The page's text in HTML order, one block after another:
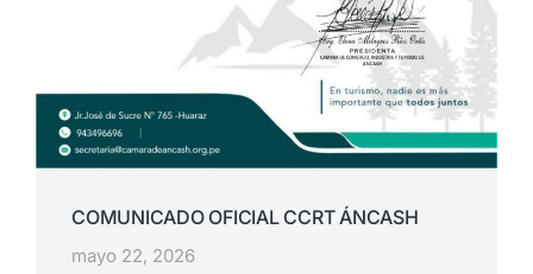
COMUNICADO OFICIAL CCRT ÁNCASH
mayo 22, 2026